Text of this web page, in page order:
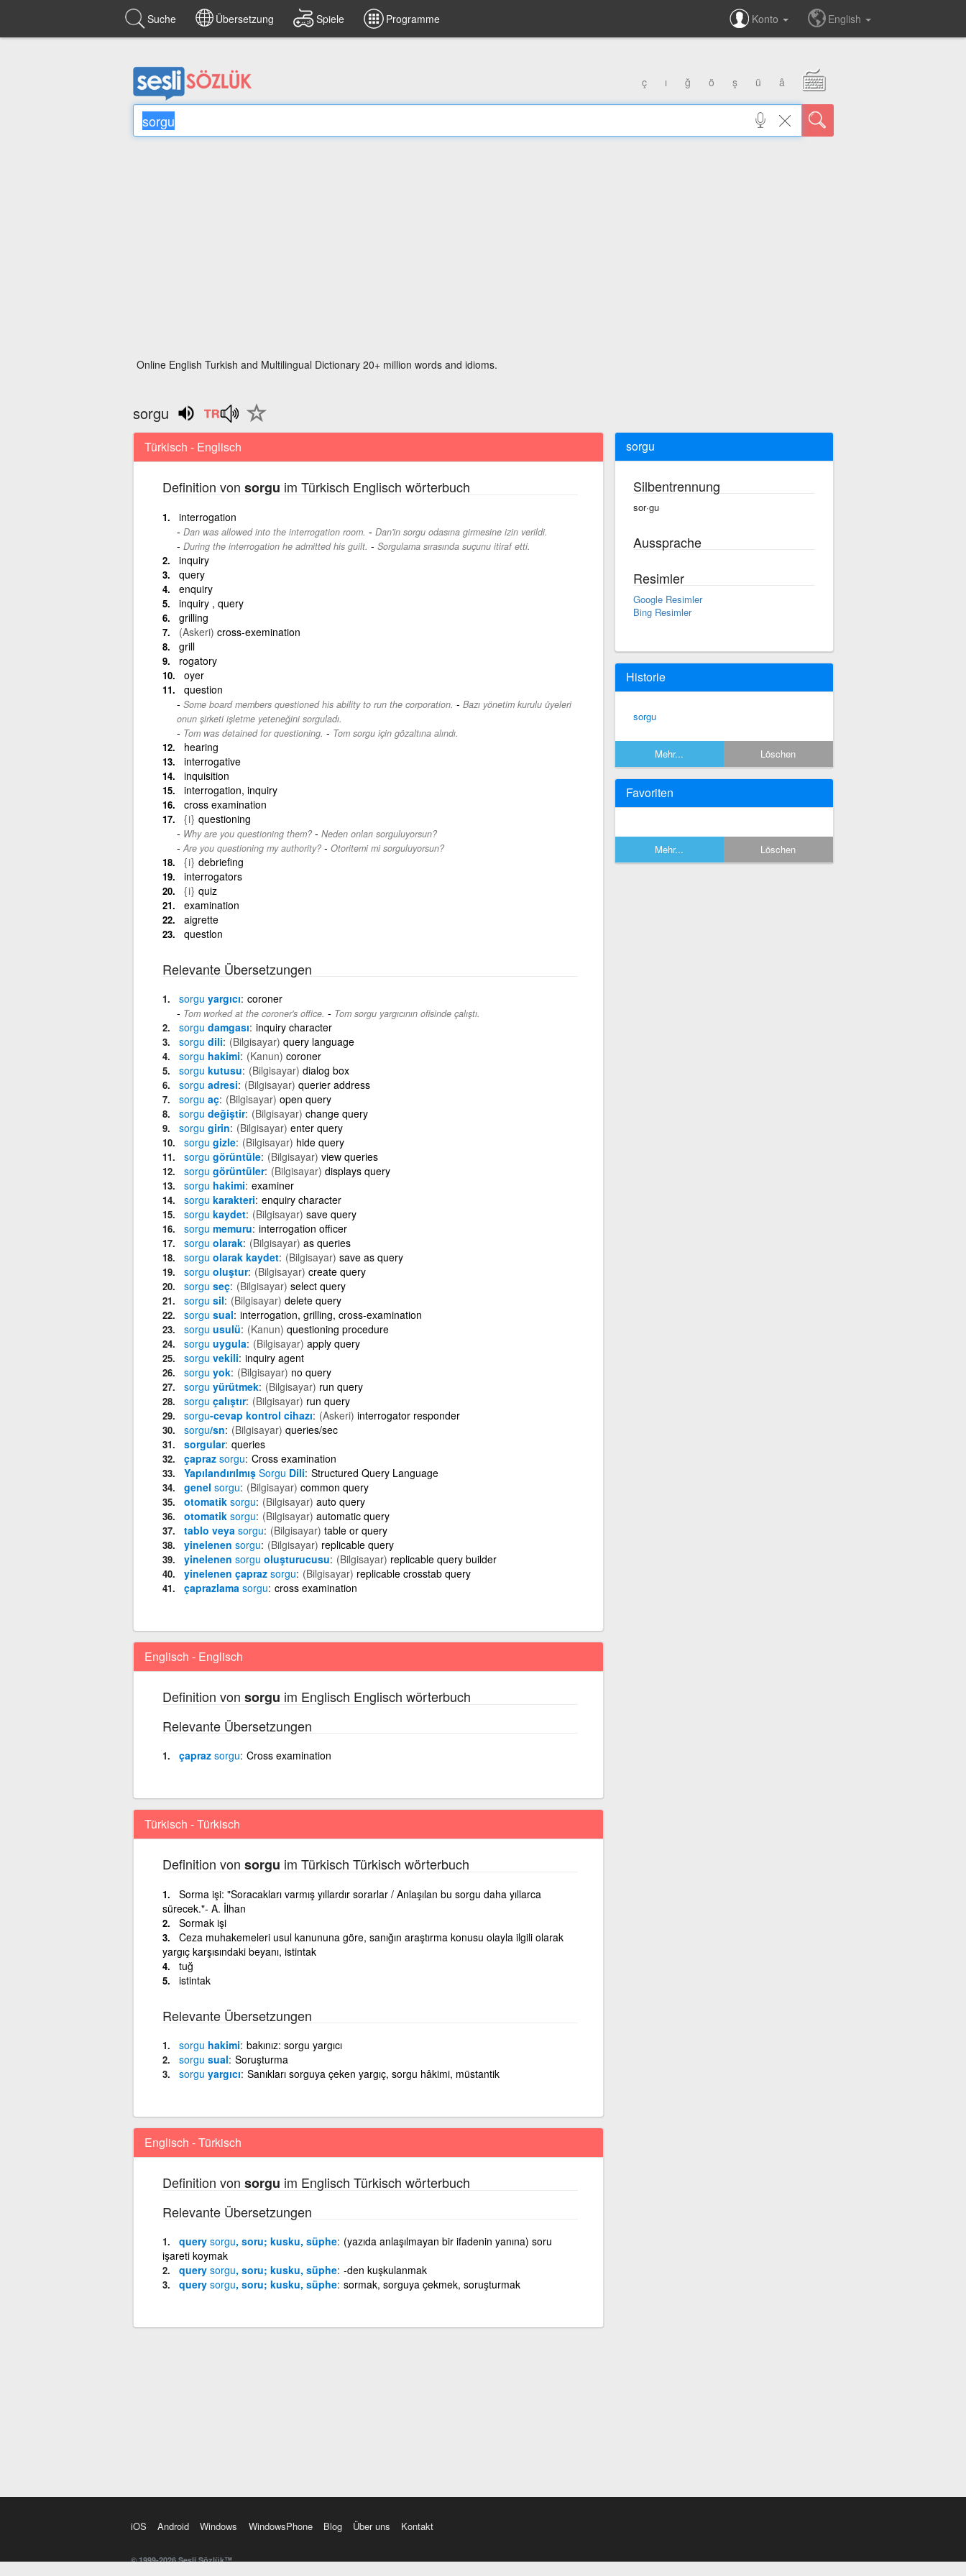
Suche Übersetzung Spiele Programme Konto English
ç ı ğ ö ş ü â
Online English Turkish and Multilingual Dictionary 20+ million words and idioms.
sorgu
Türkisch - Englisch
Definition von sorgu im Türkisch Englisch wörterbuch
interrogation
Dan was allowed into the interrogation room. - Dan'in sorgu odasına girmesine izin verildi.
During the interrogation he admitted his guilt. - Sorgulama sırasında suçunu itiraf etti.
inquiry
query
enquiry
inquiry , query
grilling
(Askeri) cross-exemination
grill
rogatory
oyer
question
Some board members questioned his ability to run the corporation. - Bazı yönetim kurulu üyeleri
onun şirketi işletme yeteneğini sorguladı.
Tom was detained for questioning. - Tom sorgu için gözaltına alındı.
hearing
interrogative
inquisition
interrogation, inquiry
cross examination
{i} questioning
Why are you questioning them?- Neden onları sorguluyorsun?
Are you questioning my authority?- Otoritemi mi sorguluyorsun?
{i} debriefing
interrogators
{i} quiz
examination
aigrette
questlon
Relevante Übersetzungen
sorgu yargıcı coroner
Tom worked at the coroner's office. - Tom sorgu yargıcının ofisinde çalıştı.
sorgu damgası inquiry character
sorgu dili (Bilgisayar) query language
sorgu hakimi (Kanun) coroner
sorgu kutusu (Bilgisayar) dialog box
sorgu adresi (Bilgisayar) querier address
sorgu aç (Bilgisayar) open query
sorgu değiştir (Bilgisayar) change query
sorgu girin (Bilgisayar) enter query
sorgu gizle (Bilgisayar) hide query
sorgu görüntüle (Bilgisayar) view queries
sorgu görüntüler (Bilgisayar) displays query
sorgu hakimi examiner
sorgu karakteri enquiry character
sorgu kaydet (Bilgisayar) save query
sorgu memuru interrogation officer
sorgu olarak (Bilgisayar) as queries
sorgu olarak kaydet (Bilgisayar) save as query
sorgu oluştur (Bilgisayar) create query
sorgu seç (Bilgisayar) select query
sorgu sil (Bilgisayar) delete query
sorgu sual interrogation, grilling, cross-examination
sorgu usulü (Kanun) questioning procedure
sorgu uygula (Bilgisayar) apply query
sorgu vekili inquiry agent
sorgu yok (Bilgisayar) no query
sorgu yürütmek (Bilgisayar) run query
sorgu çalıştır (Bilgisayar) run query
sorgu-cevap kontrol cihazı (Askeri) interrogator responder
sorgu/sn (Bilgisayar) queries/sec
sorgular queries
çapraz sorgu Cross examination
Yapılandırılmış Sorgu Dili Structured Query Language
genel sorgu (Bilgisayar) common query
otomatik sorgu (Bilgisayar) auto query
otomatik sorgu (Bilgisayar) automatic query
tablo veya sorgu (Bilgisayar) table or query
yinelenen sorgu (Bilgisayar) replicable query
yinelenen sorgu oluşturucusu (Bilgisayar) replicable query builder
yinelenen çapraz sorgu (Bilgisayar) replicable crosstab query
çaprazlama sorgu cross examination
Englisch - Englisch
Definition von sorgu im Englisch Englisch wörterbuch
Relevante Übersetzungen
çapraz sorgu Cross examination
Türkisch - Türkisch
Definition von sorgu im Türkisch Türkisch wörterbuch
Sorma işi: "Soracakları varmış yıllardır sorarlar / Anlaşılan bu sorgu daha yıllarca
sürecek."- A. İlhan
Sormak işi
Ceza muhakemeleri usul kanununa göre, sanığın araştırma konusu olayla ilgili olarak
yargıç karşısındaki beyanı, istintak
tuğ
istintak
Relevante Übersetzungen
sorgu hakimi bakınız: sorgu yargıcı
sorgu sual Soruşturma
sorgu yargıcı Sanıkları sorguya çeken yargıç, sorgu hâkimi, müstantik
Englisch - Türkisch
Definition von sorgu im Englisch Türkisch wörterbuch
Relevante Übersetzungen
query sorgu, soru; kusku, süphe (yazıda anlaşılmayan bir ifadenin yanına) soru
işareti koymak
query sorgu, soru; kusku, süphe -den kuşkulanmak
query sorgu, soru; kusku, süphe sormak, sorguya çekmek, soruşturmak
sorgu
Silbentrennung
sor·gu
Aussprache
Resimler
Google Resimler
Bing Resimler
Historie
sorgu
Mehr... Löschen
Favoriten
Mehr... Löschen
iOS Android Windows WindowsPhone Blog Über uns Kontakt
© 1999-2026 Sesli Sözlük™